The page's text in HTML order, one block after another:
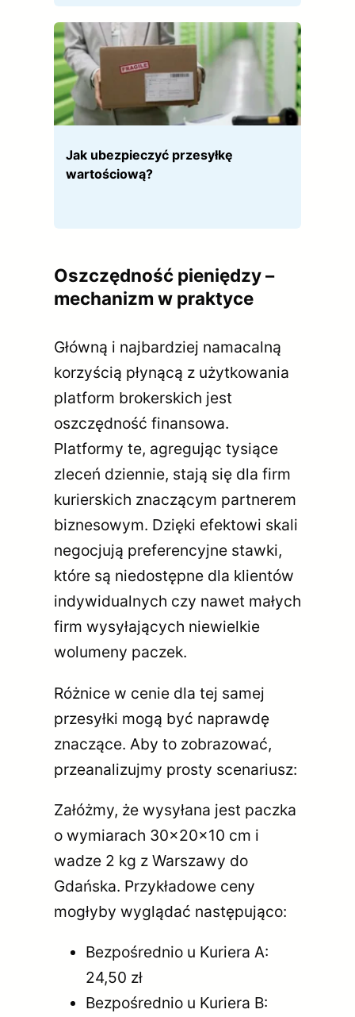
Jak ubezpieczyć przesyłkę
wartościową?
Oszczędność pieniędzy –
mechanizm w praktyce
Główną i najbardziej namacalną
korzyścią płynącą z użytkowania
platform brokerskich jest
oszczędność finansowa.
Platformy te, agregując tysiące
zleceń dziennie, stają się dla firm
kurierskich znaczącym partnerem
biznesowym. Dzięki efektowi skali
negocjują preferencyjne stawki,
które są niedostępne dla klientów
indywidualnych czy nawet małych
firm wysyłających niewielkie
wolumeny paczek.
Różnice w cenie dla tej samej
przesyłki mogą być naprawdę
znaczące. Aby to zobrazować,
przeanalizujmy prosty scenariusz:
Załóżmy, że wysyłana jest paczka
o wymiarach 30x20x10 cm i
wadze 2 kg z Warszawy do
Gdańska. Przykładowe ceny
mogłyby wyglądać następująco:
Bezpośrednio u Kuriera A:
24,50 zł
Bezpośrednio u Kuriera B: